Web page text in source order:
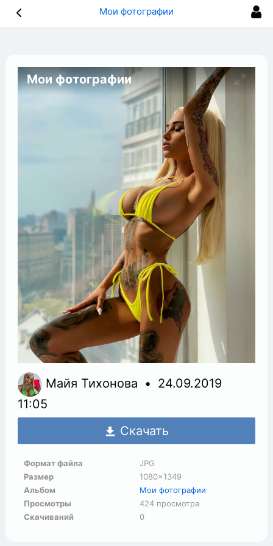
Мои фотографии
Мои фотографии
Майя Тихонова
24.09.2019
11:05
Скачать
Формат файла
JPG
Размер
1080×1349
Альбом
Мои фотографии
Просмотры
424 просмотра
Скачиваний
0